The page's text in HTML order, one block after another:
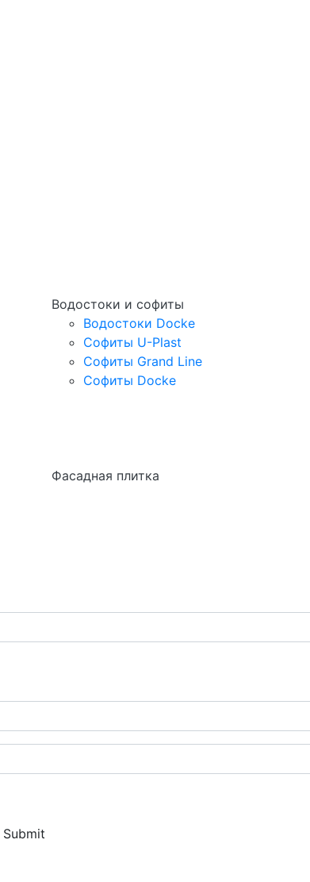
Водостоки и софиты
Водостоки Docke
Софиты U-Plast
Софиты Grand Line
Софиты Docke
Фасадная плитка
Submit